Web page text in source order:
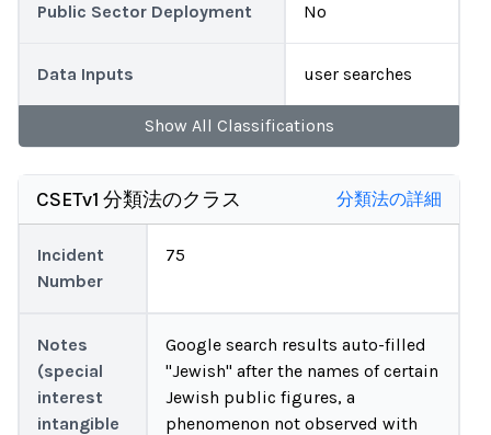
Public Sector Deployment No
Data Inputs user searches
Show All Classifications
CSETv1 分類法のクラス 分類法の詳細
Incident
Number
75
Notes
(special
interest
intangible
Google search results auto-filled
"Jewish" after the names of certain
Jewish public figures, a
phenomenon not observed with